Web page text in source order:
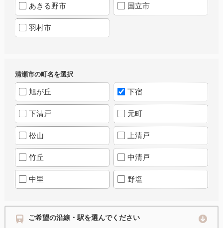
あきる野市 国立市
羽村市
清瀬市の町名を選択
旭が丘 下宿
下清戸 元町
松山 上清戸
竹丘 中清戸
中里 野塩
ご希望の沿線・駅を選んでください